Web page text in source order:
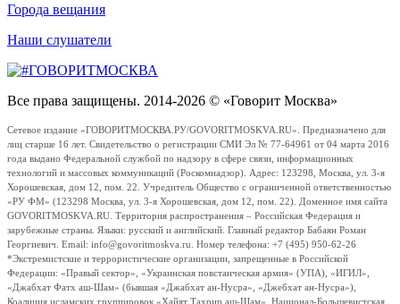
Города вещания
Наши слушатели
Все права защищены. 2014-2026 © «Говорит Москва»
Сетевое издание «ГОВОРИТМОСКВА.РУ/GOVORITMOSKVA.RU». Предназначено для
лиц старше 16 лет. Свидетельство о регистрации СМИ Эл № 77-64961 от 04 марта 2016
года выдано Федеральной службой по надзору в сфере связи, информационных
технологий и массовых коммуникаций (Роскомнадзор). Адрес: 123298, Москва, ул. 3-я
Хорошевская, дом 12, пом. 22. Учредитель Общество с ограниченной ответственностью
«РУ ФМ» (123298 Москва, ул. 3-я Хорошевская, дом 12, пом. 22). Доменное имя сайта
GOVORITMOSKVA.RU. Территория распространения – Российская Федерация и
зарубежные страны. Языки: русский и английский. Главный редактор Бабаян Роман
Георгиевич. Email: info@govoritmoskva.ru. Номер телефона: +7 (495) 950-62-26
*Экстремистские и террористические организации, запрещенные в Российской
Федерации: «Правый сектор», «Украинская повстанческая армия» (УПА), «ИГИЛ»,
«Джабхат Фатх аш-Шам» (бывшая «Джабхат ан-Нусра», «Джебхат ан-Нусра»),
Коалиция исламских группировок «Хайят Тахрир аш-Шам», Национал-Большевистская